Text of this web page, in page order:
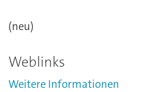
(neu)
Weblinks
Weitere Informationen